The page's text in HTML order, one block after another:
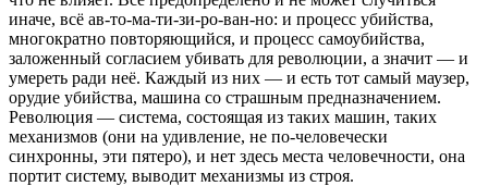
иначе, всё ав-то-ма-ти-зи-ро-ван-но: и процесс убийства,
многократно повторяющийся, и процесс самоубийства,
заложенный согласием убивать для революции, а значит — и
умереть ради неё. Каждый из них — и есть тот самый маузер,
орудие убийства, машина со страшным предназначением.
Революция — система, состоящая из таких машин, таких
механизмов (они на удивление, не по-человечески
синхронны, эти пятеро), и нет здесь места человечности, она
портит систему, выводит механизмы из строя.